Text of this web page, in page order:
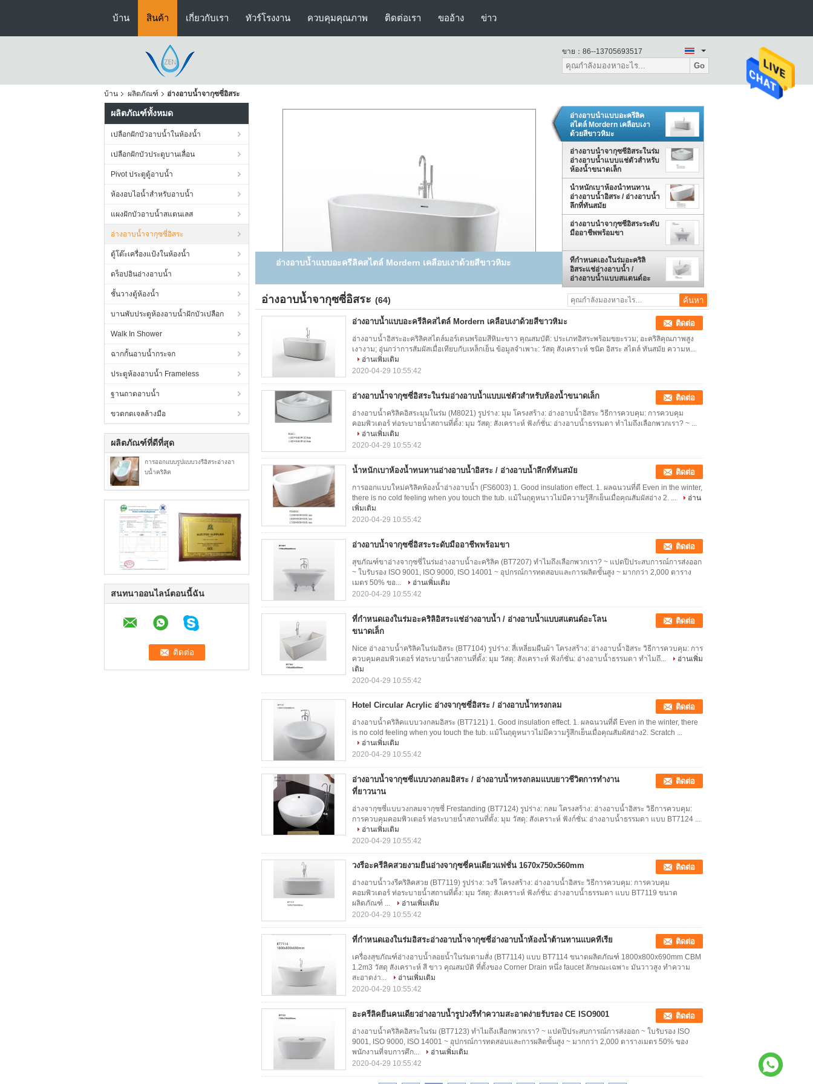
บ้าน สินค้า เกี่ยวกับเรา ทัวร์โรงงาน ควบคุมคุณภาพ ติดต่อเรา ขออ้าง ข่าว
ขาย： 86--13705693517
Go
บ้าน ผลิตภัณฑ์ อ่างอาบน้ำจากุซซี่อิสระ
ผลิตภัณฑ์ทั้งหมด
เปลือกฝักบัวอาบน้ำในห้องน้ำ
เปลือกฝักบัวประตูบานเลื่อน
Pivot ประตูตู้อาบน้ำ
ห้องอบไอน้ำสำหรับอาบน้ำ
แผงฝักบัวอาบน้ำสแตนเลส
อ่างอาบน้ำจากุซซี่อิสระ
ตู้โต๊ะเครื่องแป้งในห้องน้ำ
ดร็อปอินอ่างอาบน้ำ
ชั้นวางตู้ห้องน้ำ
บานพับประตูห้องอาบน้ำฝักบัวเปลือก
Walk In Shower
ฉากกั้นอาบน้ำกระจก
ประตูห้องอาบน้ำ Frameless
ฐานถาดอาบน้ำ
ขวดกดเจลล้างมือ
ผลิตภัณฑ์ที่ดีที่สุด
การออกแบบรูปแบบวงรีอิสระอ่างอา
บน้ำคริลิค
สนทนาออนไลน์ตอนนี้ฉัน
อ่างอาบน้ำจากุซซี่อิสระในร่มอ่างอาบน้ำแบบแช่ตัวสำหรับห้องน้ำขนาดเล็ก
อ่างอาบน้ำแบบอะครีลิค
สไตล์ Mordern เคลือบเงา
ด้วยสีขาวหิมะ
อ่างอาบน้ำจากุซซี่อิสระในร่ม
อ่างอาบน้ำแบบแช่ตัวสำหรับ
ห้องน้ำขนาดเล็ก
น้ำหนักเบาห้องน้ำทนทาน
อ่างอาบน้ำอิสระ / อ่างอาบน้ำ
ลึกที่ทันสมัย
อ่างอาบน้ำจากุซซี่อิสระระดับ
มืออาชีพพร้อมขา
ที่กำหนดเองในร่มอะคริลิ
อิสระแช่อ่างอาบน้ำ /
อ่างอาบน้ำแบบสแตนด์อะ
โลนขนาดเล็ก
อ่างอาบน้ำจากุซซี่อิสระ (64)
อ่างอาบน้ำแบบอะครีลิคสไตล์ Mordern เคลือบเงาด้วยสีขาวหิมะ ติดต่อ
อ่างอาบน้ำอิสระอะคริลิคสไตล์มอร์เดนพร้อมสีหิมะขาว คุณสมบัติ: ประเภทอิสระพร้อมขยะรวม; อะคริลิคุณภาพสูง
เงางาม; อุ่นกว่าการสัมผัสเมื่อเทียบกับเหล็กเย็น ข้อมูลจำเพาะ: วัสดุ สังเคราะห์ ชนิด อิสระ สไตล์ ทันสมัย ความห...
อ่านเพิ่มเติม
2020-04-29 10:55:42
อ่างอาบน้ำจากุซซี่อิสระในร่มอ่างอาบน้ำแบบแช่ตัวสำหรับห้องน้ำขนาดเล็ก ติดต่อ
อ่างอาบน้ำคริลิคอิสระมุมในร่ม (M8021) รูปร่าง: มุม โครงสร้าง: อ่างอาบน้ำอิสระ วิธีการควบคุม: การควบคุม
คอมพิวเตอร์ ท่อระบายน้ำสถานที่ตั้ง: มุม วัสดุ: สังเคราะห์ ฟังก์ชั่น: อ่างอาบน้ำธรรมดา ทำไมถึงเลือกพวกเรา? ~ ...
อ่านเพิ่มเติม
2020-04-29 10:55:42
น้ำหนักเบาห้องน้ำทนทานอ่างอาบน้ำอิสระ / อ่างอาบน้ำลึกที่ทันสมัย ติดต่อ
การออกแบบใหม่คริลิคห้องน้ำอ่างอาบน้ำ (FS6003) 1. Good insulation effect. 1. ผลฉนวนที่ดี Even in the winter,
there is no cold feeling when you touch the tub. แม้ในฤดูหนาวไม่มีความรู้สึกเย็นเมื่อคุณสัมผัสอ่าง 2. ...
อ่าน
เพิ่มเติม
2020-04-29 10:55:42
อ่างอาบน้ำจากุซซี่อิสระระดับมืออาชีพพร้อมขา ติดต่อ
สุขภัณฑ์ขาอ่างจากุซซี่ในร่มอ่างอาบน้ำอะคริลิค (BT7207) ทำไมถึงเลือกพวกเรา? ~ แปดปีประสบการณ์การส่งออก
~ ใบรับรอง ISO 9001, ISO 9000, ISO 14001 ~ อุปกรณ์การทดสอบและการผลิตขั้นสูง ~ มากกว่า 2,000 ตาราง
เมตร 50% ขอ...
อ่านเพิ่มเติม
2020-04-29 10:55:42
ที่กำหนดเองในร่มอะคริลิอิสระแช่อ่างอาบน้ำ / อ่างอาบน้ำแบบสแตนด์อะโลน
ขนาดเล็ก
ติดต่อ
Nice อ่างอาบน้ำคริลิคในร่มอิสระ (BT7104) รูปร่าง: สี่เหลี่ยมผืนผ้า โครงสร้าง: อ่างอาบน้ำอิสระ วิธีการควบคุม: การ
ควบคุมคอมพิวเตอร์ ท่อระบายน้ำสถานที่ตั้ง: มุม วัสดุ: สังเคราะห์ ฟังก์ชั่น: อ่างอาบน้ำธรรมดา ทำไมถึ...
อ่านเพิ่ม
เติม
2020-04-29 10:55:42
Hotel Circular Acrylic อ่างจากุซซี่อิสระ / อ่างอาบน้ำทรงกลม ติดต่อ
อ่างอาบน้ำคริลิคแบบวงกลมอิสระ (BT7121) 1. Good insulation effect. 1. ผลฉนวนที่ดี Even in the winter, there
is no cold feeling when you touch the tub. แม้ในฤดูหนาวไม่มีความรู้สึกเย็นเมื่อคุณสัมผัสอ่าง2. Scratch ...
อ่านเพิ่มเติม
2020-04-29 10:55:42
อ่างอาบน้ำจากุซซี่แบบวงกลมอิสระ / อ่างอาบน้ำทรงกลมแบบยาวชีวิตการทำงาน
ที่ยาวนาน
ติดต่อ
อ่างจากุซซี่แบบวงกลมจากุซซี่ Frestanding (BT7124) รูปร่าง: กลม โครงสร้าง: อ่างอาบน้ำอิสระ วิธีการควบคุม:
การควบคุมคอมพิวเตอร์ ท่อระบายน้ำสถานที่ตั้ง: มุม วัสดุ: สังเคราะห์ ฟังก์ชั่น: อ่างอาบน้ำธรรมดา แบบ BT7124 ...
อ่านเพิ่มเติม
2020-04-29 10:55:42
วงรีอะครีลิคสวยงามยืนอ่างจากุซซี่คนเดียวแฟชั่น 1670x750x560mm ติดต่อ
อ่างอาบน้ำวงรีคริลิคสวย (BT7119) รูปร่าง: วงรี โครงสร้าง: อ่างอาบน้ำอิสระ วิธีการควบคุม: การควบคุม
คอมพิวเตอร์ ท่อระบายน้ำสถานที่ตั้ง: มุม วัสดุ: สังเคราะห์ ฟังก์ชั่น: อ่างอาบน้ำธรรมดา แบบ BT7119 ขนาด
ผลิตภัณฑ์ ...
อ่านเพิ่มเติม
2020-04-29 10:55:42
ที่กำหนดเองในร่มอิสระอ่างอาบน้ำจากุซซี่อ่างอาบน้ำห้องน้ำต้านทานแบคทีเรีย ติดต่อ
เครื่องสุขภัณฑ์อ่างอาบน้ำลอยน้ำในร่มตามสั่ง (BT7114) แบบ BT7114 ขนาดผลิตภัณฑ์ 1800x800x690mm CBM
1.2m3 วัสดุ สังเคราะห์ สี ขาว คุณสมบัติ ที่ตั้งของ Corner Drain หนึ่ง faucet ลักษณะเฉพาะ มันวาวสูง ทำความ
สะอาดง่า...
อ่านเพิ่มเติม
2020-04-29 10:55:42
อะครีลิคยืนคนเดียวอ่างอาบน้ำรูปวงรีทำความสะอาดง่ายรับรอง CE ISO9001 ติดต่อ
อ่างอาบน้ำคริลิคอิสระในร่ม (BT7123) ทำไมถึงเลือกพวกเรา? ~ แปดปีประสบการณ์การส่งออก ~ ใบรับรอง ISO
9001, ISO 9000, ISO 14001 ~ อุปกรณ์การทดสอบและการผลิตขั้นสูง ~ มากกว่า 2,000 ตารางเมตร 50% ของ
พนักงานที่จบการศึก...
อ่านเพิ่มเติม
2020-04-29 10:55:42